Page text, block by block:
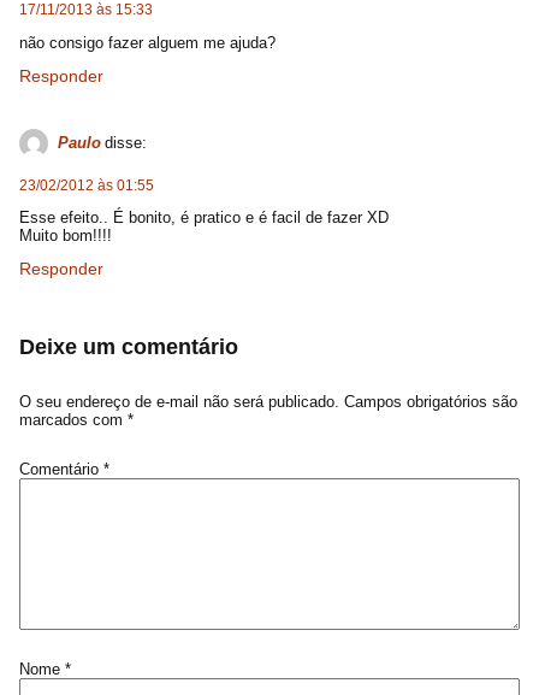
17/11/2013 às 15:33
não consigo fazer alguem me ajuda?
Responder
Paulo disse:
23/02/2012 às 01:55
Esse efeito.. É bonito, é pratico e é facil de fazer XD
Muito bom!!!!
Responder
Deixe um comentário
O seu endereço de e-mail não será publicado. Campos obrigatórios são
marcados com *
Comentário *
Nome *